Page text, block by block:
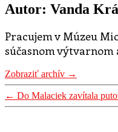
Autor: Vanda
Pracujem v Múzeu
súčasnom výtvarnom
Zobraziť archív →
← Do Malaciek zavítala